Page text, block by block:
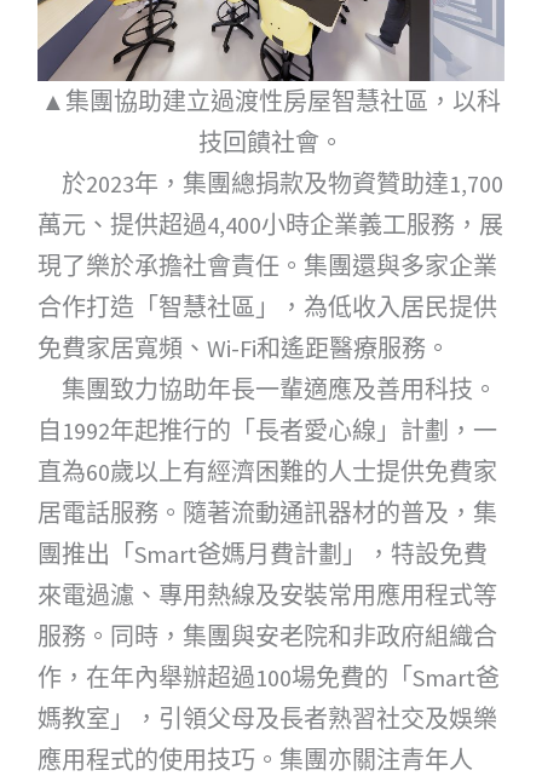
▲集團協助建立過渡性房屋智慧社區，以科
技回饋社會。
於2023年，集團總捐款及物資贊助達1,700
萬元、提供超過4,400小時企業義工服務，展
現了樂於承擔社會責任。集團還與多家企業
合作打造「智慧社區」，為低收入居民提供
免費家居寬頻、Wi-Fi和遙距醫療服務。
集團致力協助年長一輩適應及善用科技。
自1992年起推行的「長者愛心線」計劃，一
直為60歲以上有經濟困難的人士提供免費家
居電話服務。隨著流動通訊器材的普及，集
團推出「Smart爸媽月費計劃」，特設免費
來電過濾、專用熱線及安裝常用應用程式等
服務。同時，集團與安老院和非政府組織合
作，在年內舉辦超過100場免費的「Smart爸
媽教室」，引領父母及長者熟習社交及娛樂
應用程式的使用技巧。集團亦關注青年人